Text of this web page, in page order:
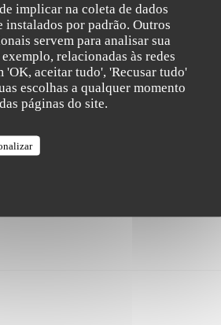
implicar na coleta de dados
instalados por padrão. Outros
servem para analisar sua
relacionadas às redes
aceitar tudo', 'Recusar tudo'
escolhas a qualquer momento
páginas do site.